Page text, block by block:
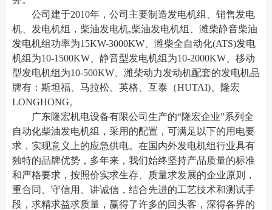
公司建于2010年，公司主要制造发电机组、销售发电
机、发电机组，柴油发电机,柴油发电机组、潍柴静音柴油
发电机组功率为15KW-3000KW、潍柴全自动化(ATS)发电
机组为10-1500KW、静音型发电机组为10-2000KW、移动
型发电机组为10-500KW、潍柴动力发动机配套的发电机品
牌有：斯坦福、马拉松、英格、互泰（HUTAI)、隆宏
LONGHONG。
广东隆宏机电设备有限公司生产的“隆宏企业”系列全
自动化柴油发电机组，采用的配置，可满足以下的用电要
求，实现意义上的应急供电。在国内外发电机组行业具有
独特的品牌优势，多年来，我们始终坚持产品质量的标准
和严格要求，按照价实求生存、质量求发展的企业原则，
重合同、守信用、讲诚信，结合先进的工艺技术和测试手
段，求精求益求质量，赢得了许多的回头客，深得各界的